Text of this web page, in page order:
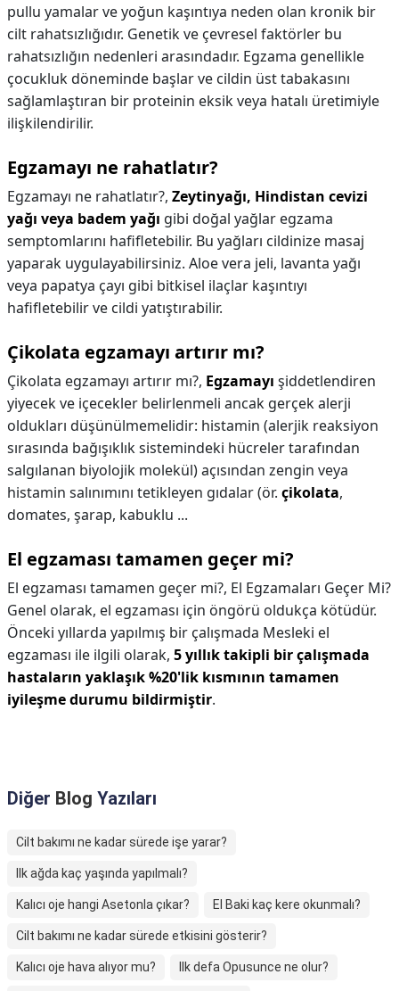
pullu yamalar ve yoğun kaşıntıya neden olan kronik bir
cilt rahatsızlığıdır. Genetik ve çevresel faktörler bu
rahatsızlığın nedenleri arasındadır. Egzama genellikle
çocukluk döneminde başlar ve cildin üst tabakasını
sağlamlaştıran bir proteinin eksik veya hatalı üretimiyle
ilişkilendirilir.
Egzamayı ne rahatlatır?
Egzamayı ne rahatlatır?, Zeytinyağı, Hindistan cevizi
yağı veya badem yağı gibi doğal yağlar egzama
semptomlarını hafifletebilir. Bu yağları cildinize masaj
yaparak uygulayabilirsiniz. Aloe vera jeli, lavanta yağı
veya papatya çayı gibi bitkisel ilaçlar kaşıntıyı
hafifletebilir ve cildi yatıştırabilir.
Çikolata egzamayı artırır mı?
Çikolata egzamayı artırır mı?, Egzamayı şiddetlendiren
yiyecek ve içecekler belirlenmeli ancak gerçek alerji
oldukları düşünülmemelidir: histamin (alerjik reaksiyon
sırasında bağışıklık sistemindeki hücreler tarafından
salgılanan biyolojik molekül) açısından zengin veya
histamin salınımını tetikleyen gıdalar (ör. çikolata,
domates, şarap, kabuklu ...
El egzaması tamamen geçer mi?
El egzaması tamamen geçer mi?, El Egzamaları Geçer Mi?
Genel olarak, el egzaması için öngörü oldukça kötüdür.
Önceki yıllarda yapılmış bir çalışmada Mesleki el
egzaması ile ilgili olarak, 5 yıllık takipli bir çalışmada
hastaların yaklaşık %20'lik kısmının tamamen
iyileşme durumu bildirmiştir.
Diğer Blog Yazıları
Cilt bakımı ne kadar sürede işe yarar?
Ilk ağda kaç yaşında yapılmalı?
Kalıcı oje hangi Asetonla çıkar? El Baki kaç kere okunmalı?
Cilt bakımı ne kadar sürede etkisini gösterir?
Kalıcı oje hava alıyor mu? Ilk defa Opusunce ne olur?